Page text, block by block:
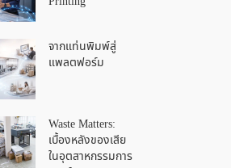
จากแท่นพิมพ์สู่
แพลตฟอร์ม
Waste Matters:
เบื้องหลังของเสีย
ในอุตสาหกรรมการ